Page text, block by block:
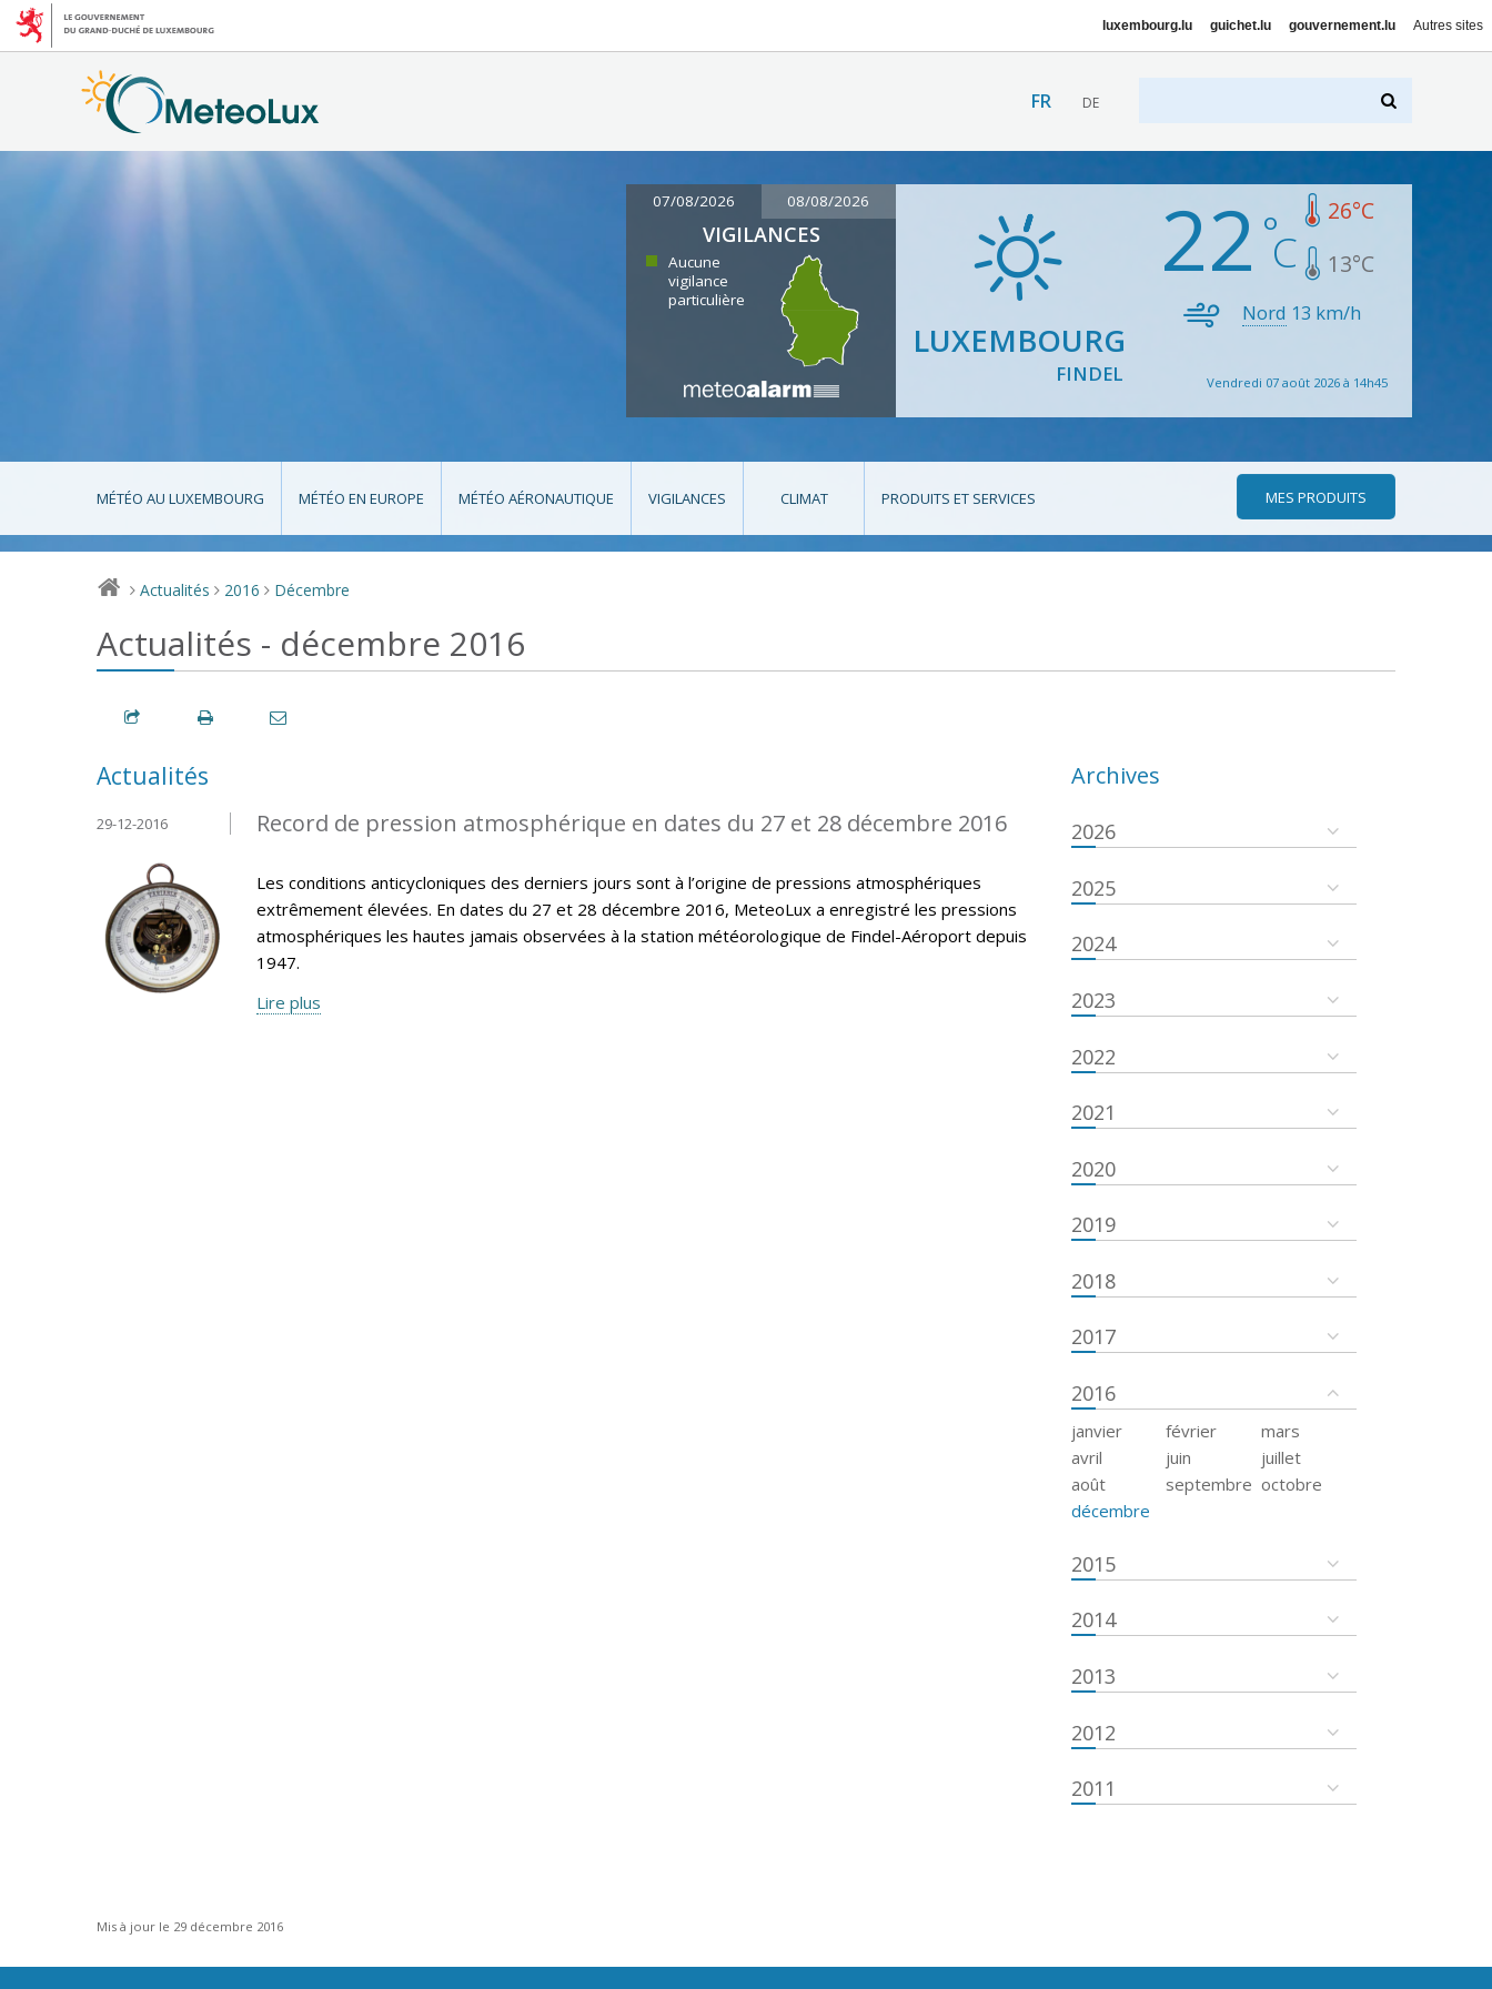
luxembourg.lu guichet.lu gouvernement.lu Autres sites
FR DE
07/08/2026 08/08/2026
VIGILANCES
Aucune
vigilance
particulière
LUXEMBOURG
FINDEL
22 26°C
13°C
Nord 13 km/h
Vendredi 07 août 2026 à 14h45
MÉTÉO AU LUXEMBOURG MÉTÉO EN EUROPE MÉTÉO AÉRONAUTIQUE VIGILANCES CLIMAT PRODUITS ET SERVICES MES PRODUITS
> Actualités > 2016 > Décembre
Actualités - décembre 2016
Actualités
Record de pression atmosphérique en dates du 27 et 28 décembre 2016
29-12-2016
Les conditions anticycloniques des derniers jours sont à l’origine de pressions atmosphériques
extrêmement élevées. En dates du 27 et 28 décembre 2016, MeteoLux a enregistré les pressions
atmosphériques les hautes jamais observées à la station météorologique de Findel-Aéroport depuis
1947.
Lire plus
Archives
2026
2025
2024
2023
2022
2021
2020
2019
2018
2017
2016
janvier février
mars
avril
juin
juillet
août
septembre octobre
décembre
2015
2014
2013
2012
2011
Mis à jour le 29 décembre 2016